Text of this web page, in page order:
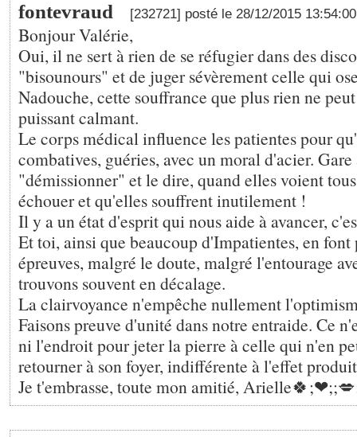
fontevraud [232721] posté le 28/12/2015
Bonjour Valérie,
Oui, il ne sert à rien de se réfugier dans des
"bisounours" et de juger sévèrement celle qui
Nadouche, cette souffrance que plus rien ne
puissant calmant.
Le corps médical influence les patientes pour
combatives, guéries, avec un moral d'acier.
"démissionner" et le dire, quand elles voient
échouer et qu'elles souffrent inutilement !
Il y a un état d'esprit qui nous aide à avancer,
Et toi, ainsi que beaucoup d'Impatientes, en
épreuves, malgré le doute, malgré l'entourage
trouvons souvent en décalage.
La clairvoyance n'empêche nullement
Faisons preuve d'unité dans notre entraide. Ce
ni l'endroit pour jeter la pierre à celle qui n'en
retourner à son foyer, indifférente à l'effet
Je t'embrasse, toute mon amitié,